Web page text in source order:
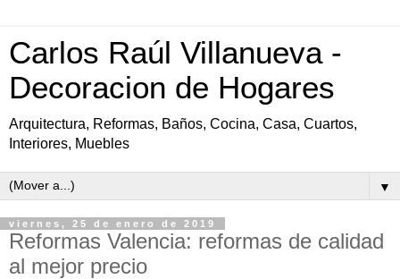
Carlos Raúl Villanueva -
Decoracion de Hogares
Arquitectura, Reformas, Baños, Cocina, Casa, Cuartos,
Interiores, Muebles
▼
viernes, 25 de enero de 2019
Reformas Valencia: reformas de calidad
al mejor precio